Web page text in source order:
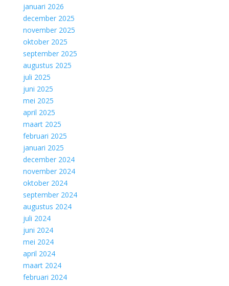
januari 2026
december 2025
november 2025
oktober 2025
september 2025
augustus 2025
juli 2025
juni 2025
mei 2025
april 2025
maart 2025
februari 2025
januari 2025
december 2024
november 2024
oktober 2024
september 2024
augustus 2024
juli 2024
juni 2024
mei 2024
april 2024
maart 2024
februari 2024